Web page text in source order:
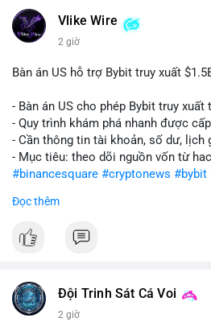
Vlike Wire
2 giờ
Bàn án US hỗ trợ Bybit truy xuất
- Bàn án US cho phép Bybit truy xuất
- Quy trình khám phá nhanh được
- Cần thông tin tài khoản, số dư, lịch
- Mục tiêu: theo dõi nguồn vốn từ
#binancesquare #cryptonews #bybit
$btc $eth
#vlikevn #titanbot
Đọc thêm
Đội Trinh Sát Cá Voi
2 giờ